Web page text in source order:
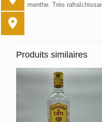
menthe. Très
Produits similaires